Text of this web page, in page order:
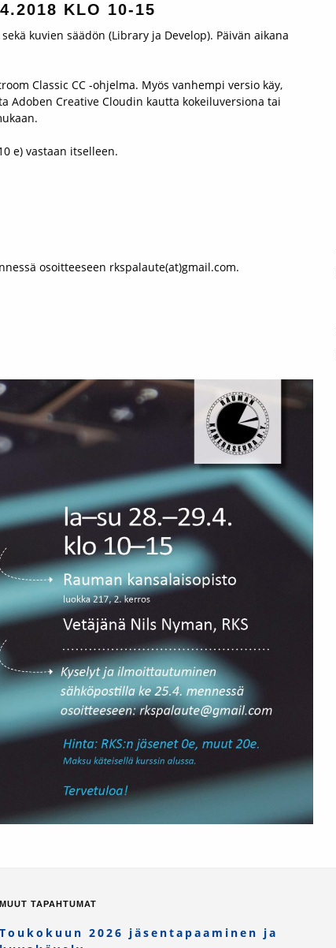
KLO 10-15
kuvien säädön (Library ja Develop). Päivän aikana
Classic CC -ohjelma. Myös vanhempi versio käy,
Adoben Creative Cloudin kautta kokeiluversiona tai
e) vastaan itselleen.
osoitteeseen rkspalaute(at)gmail.com.
MUUT TAPAHTUMAT
Toukokuun 2026 jäsentapaaminen ja